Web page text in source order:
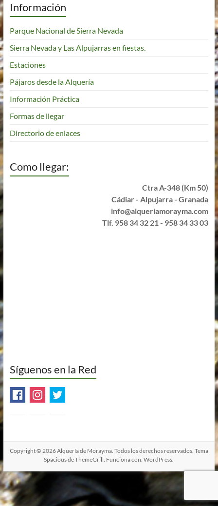
Información
Parque Nacional de Sierra Nevada
Sierra Nevada y Las Alpujarras en fiestas.
Estaciones
Pájaros desde la Alquería
Información Práctica
Formas de llegar
Directorio de enlaces
Como llegar:
Ctra A-348 (Km 50)
Cádiar - Alpujarra - Granada
info@alqueriamorayma.com
Tlf. 958 34 32 21 - 958 34 33 03
Síguenos en la Red
Copyright © 2026Alquería de Morayma. Todos los derechos reservados. Tema
Spaciousde ThemeGrill. Funciona con:WordPress.